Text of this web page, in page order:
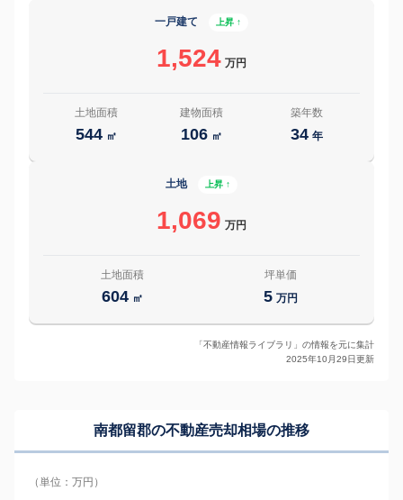
一戸建て 上昇 ↑
1,524 万円
土地面積
544 ㎡
建物面積
106 ㎡
築年数
34 年
土地 上昇 ↑
1,069 万円
土地面積
604 ㎡
坪単価
5 万円
「不動産情報ライブラリ」の情報を元に集計
2025年10月29日更新
南都留郡の不動産売却相場の推移
（単位：万円）